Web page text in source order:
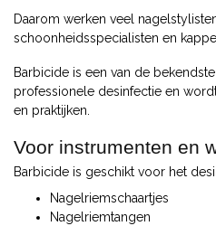
Daarom werken veel
schoonheidsspecialisten en
Barbicide is een van de
professionele desinfectie en
en praktijken.
Voor instrumenten en
Barbicide is geschikt voor het
Nagelriemschaartjes
Nagelriemtangen